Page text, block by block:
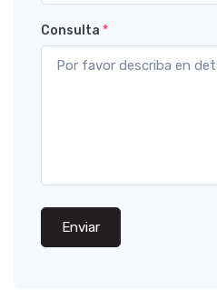
Consulta *
Enviar